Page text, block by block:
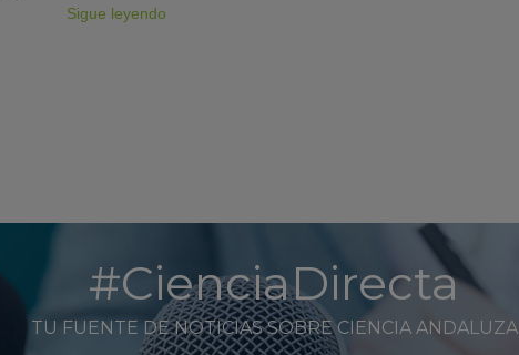
Sigue leyendo
#CienciaDirecta
TU FUENTE DE NOTICIAS SOBRE CIENCIA ANDALUZA